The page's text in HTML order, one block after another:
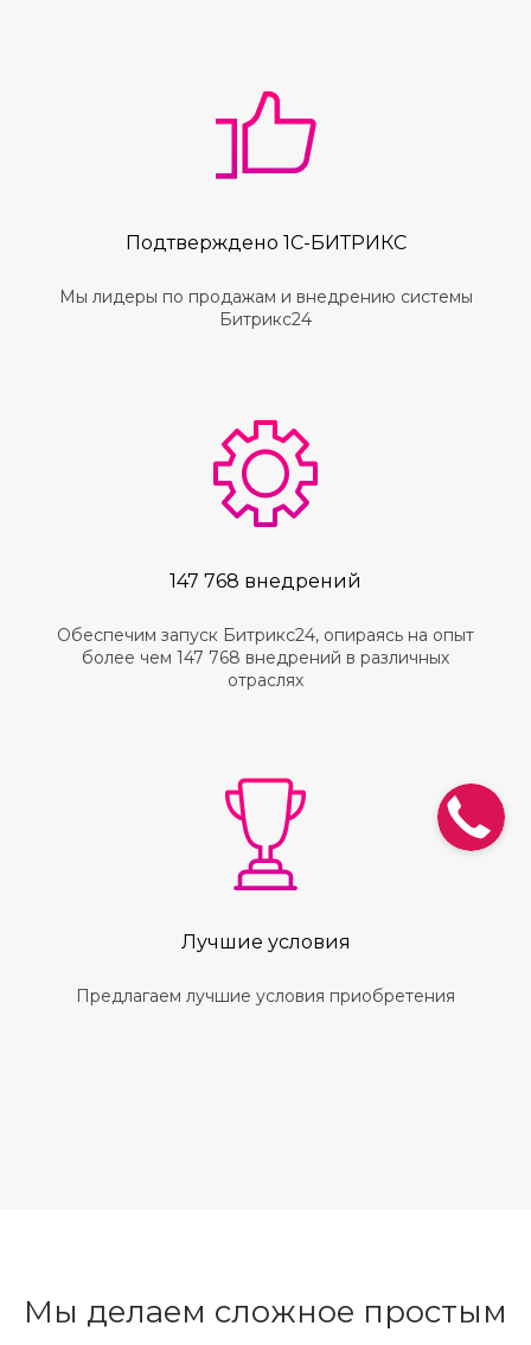
Подтверждено 1C-БИТРИКС
Мы лидеры по продажам и внедрению системы
Битрикс24
147 768 внедрений
Обеспечим запуск Битрикс24, опираясь на опыт
более чем 147 768 внедрений в различных
отраслях
Лучшие условия
Предлагаем лучшие условия приобретения
Мы делаем сложное простым